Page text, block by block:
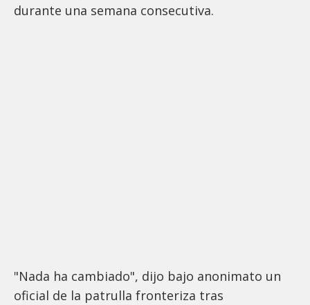
durante una semana consecutiva.
"Nada ha cambiado", dijo bajo anonimato un
oficial de la patrulla fronteriza tras